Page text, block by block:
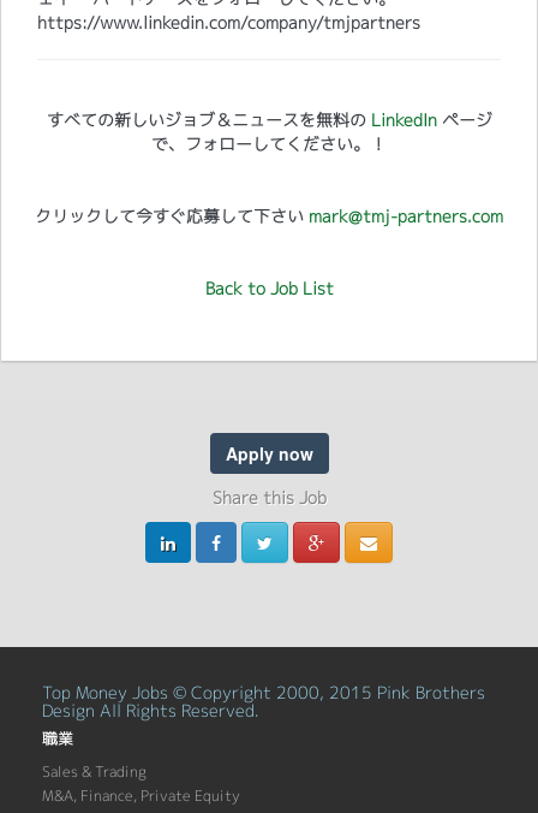
https://www.linkedin.com/company/tmjpartners
すべての新しいジョブ＆ニュースを無料の LinkedInページ
で、フォローしてください。！
クリックして今すぐ応募して下さい mark@tmj-partners.com
Back to Job List
Apply now
Share this Job
Top Money Jobs © Copyright 2000, 2015 Pink Brothers
Design All Rights Reserved.
職業
Sales & Trading
M&A, Finance, Private Equity